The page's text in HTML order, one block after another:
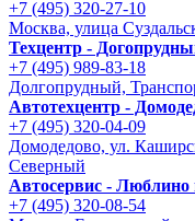
+7 (495) 320-27-10
Москва, улица
Техцентр -
+7 (495) 989-83-18
Долгопрудный,
Автотехцентр -
+7 (495) 320-04-09
Домодедово, ул.
Северный
Автосервис -
+7 (495) 320-08-54